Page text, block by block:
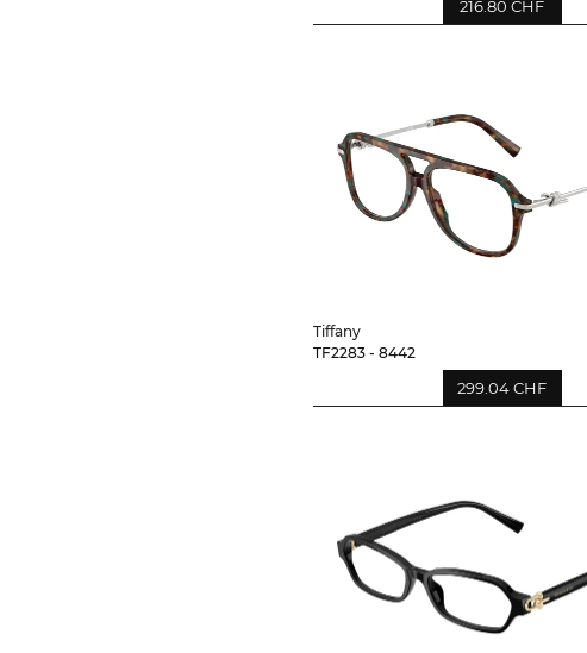
216.80 CHF
Tiffany
TF2283 - 8442
299.04 CHF